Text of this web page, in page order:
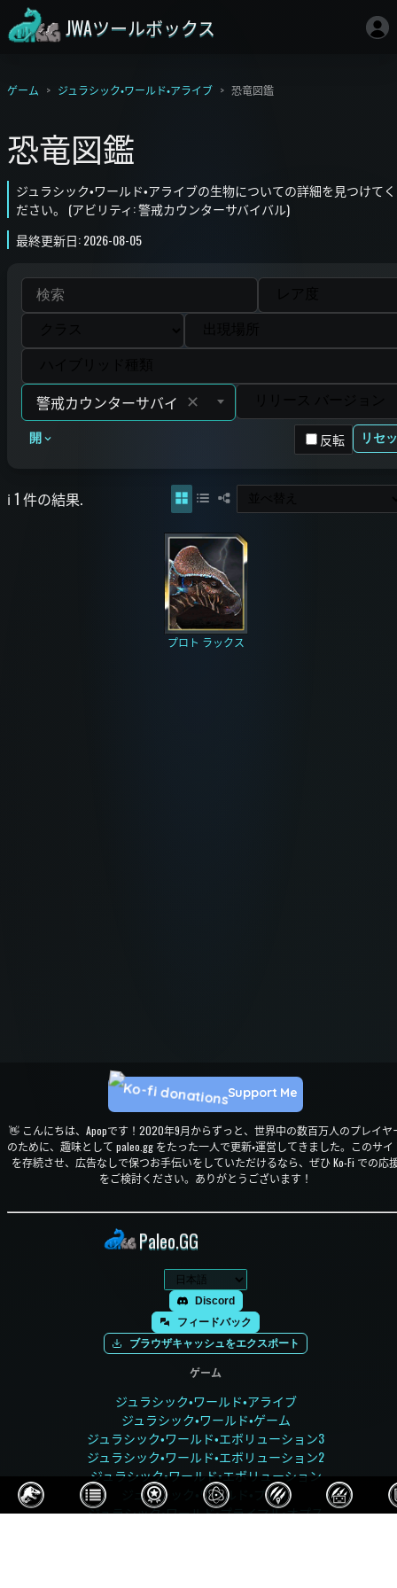
JWAツールボックス
ゲーム ジュラシック・ワールド・アライブ 恐竜図鑑
恐竜図鑑
ジュラシック・ワールド・アライブの生物についての詳細を見つけてく
ださい。 (アビリティ: 警戒カウンターサバイバル)
最終更新日: 2026-08-05
✕
開 反転 リセ
ℹ️ 1 件の結果.
プロト ラックス
👋 こんにちは、Apopです！2020年9月からずっと、世界中の数百万人のプレイヤ
のために、趣味として paleo.gg をたった一人で更新・運営してきました。このサイ
を存続させ、広告なしで保つお手伝いをしていただけるなら、ぜひ Ko-Fi での応
をご検討ください。ありがとうございます！
Support Me
Paleo.GG
Discord
フィードバック
ブラウザキャッシュをエクスポート
ゲーム
ジュラシック・ワールド・アライブ
ジュラシック・ワールド・ゲーム
ジュラシック・ワールド・エボリューション3
ジュラシック・ワールド・エボリューション2
ジュラシック・ワールド・エボリューション
ジュラシック・ワールド・プレイ
ジュラシック・ワールド・プライマル・オプス